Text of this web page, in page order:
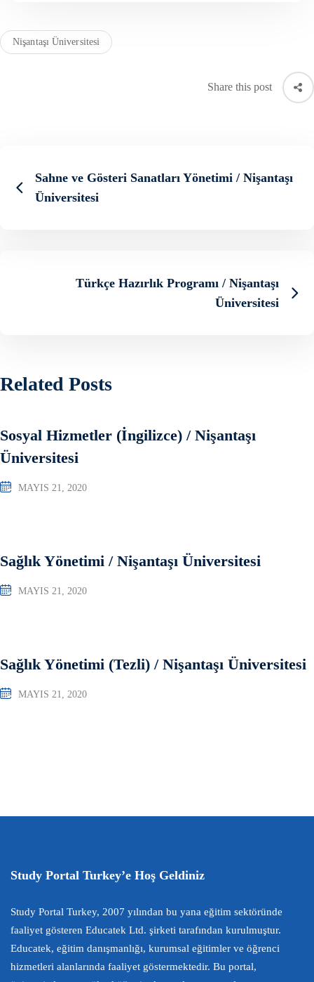
Nişantaşı Üniversitesi
Share this post
Sahne ve Gösteri Sanatları Yönetimi / Nişantaşı
Üniversitesi
Türkçe Hazırlık Programı / Nişantaşı
Üniversitesi
Related Posts
Sosyal Hizmetler (İngilizce) / Nişantaşı
Üniversitesi
MAYIS 21, 2020
Sağlık Yönetimi / Nişantaşı Üniversitesi
MAYIS 21, 2020
Sağlık Yönetimi (Tezli) / Nişantaşı Üniversitesi
MAYIS 21, 2020
Study Portal Turkey’e Hoş Geldiniz
Study Portal Turkey, 2007 yılından bu yana eğitim sektöründe
faaliyet gösteren Educatek Ltd. şirketi tarafından kurulmuştur.
Educatek, eğitim danışmanlığı, kurumsal eğitimler ve öğrenci
hizmetleri alanlarında faaliyet göstermektedir. Bu portal,